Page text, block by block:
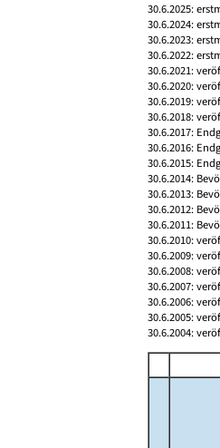
30.6.2025:
30.6.2024:
30.6.2023:
30.6.2022:
30.6.2021:
30.6.2020:
30.6.2019:
30.6.2018:
30.6.2017:
30.6.2016:
30.6.2015:
30.6.2014:
30.6.2013:
30.6.2012:
30.6.2011:
30.6.2010:
30.6.2009:
30.6.2008:
30.6.2007:
30.6.2006:
30.6.2005:
30.6.2004: